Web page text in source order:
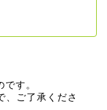
す。
、ご了承くださ